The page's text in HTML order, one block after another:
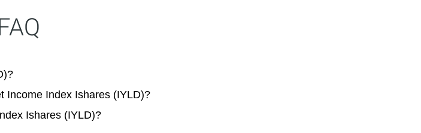
Income Index Ishares (IYLD)?
Ishares (IYLD)?